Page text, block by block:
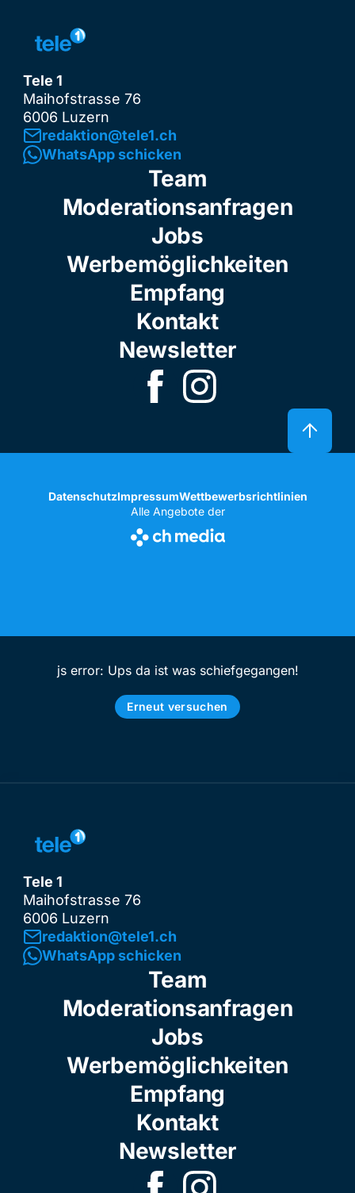
Tele 1
Maihofstrasse 76
6006 Luzern
redaktion@tele1.ch
WhatsApp schicken
Team
Moderationsanfragen
Jobs
Werbemöglichkeiten
Empfang
Kontakt
Newsletter
DatenschutzImpressumWettbewerbsrichtlinien
Alle Angebote der
js error: Ups da ist was schiefgegangen!
Erneut versuchen
Tele 1
Maihofstrasse 76
6006 Luzern
redaktion@tele1.ch
WhatsApp schicken
Team
Moderationsanfragen
Jobs
Werbemöglichkeiten
Empfang
Kontakt
Newsletter